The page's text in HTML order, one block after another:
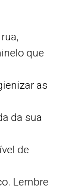
que
as
da sua
de
Lembre